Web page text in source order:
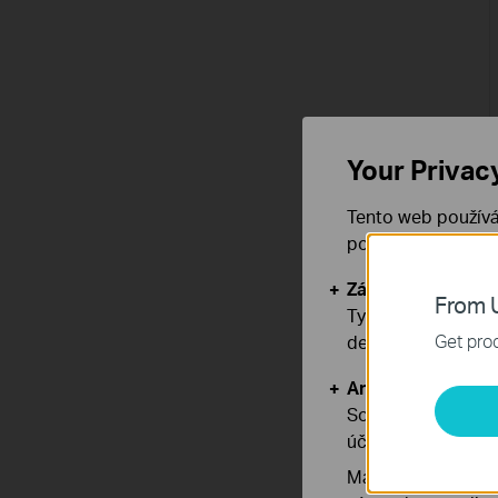
From
Get
Your
Tento web
používáním
Základní cookies
Tyto cookies jsou
deaktivovat.
Analytické a
Soubory cookie
účelem zlepšení
Marketingové